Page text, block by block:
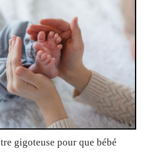
gigoteuse pour que bébé